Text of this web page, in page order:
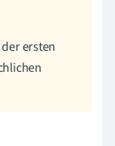
ersten